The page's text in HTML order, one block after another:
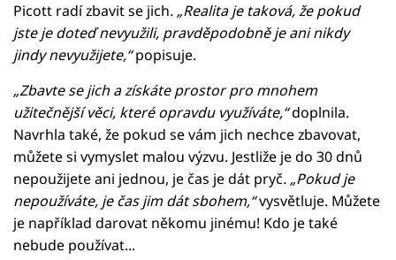
Picott radí zbavit se jich. „Realita je taková, že pokud
jste je doteď nevyužili, pravděpodobně je ani nikdy
jindy nevyužijete,“popisuje.
„Zbavte se jich a získáte prostor pro mnohem
užitečnější věci, které opravdu využíváte,“doplnila.
Navrhla také, že pokud se vám jich nechce zbavovat,
můžete si vymyslet malou výzvu. Jestliže je do 30 dnů
nepoužijete ani jednou, je čas je dát pryč. „Pokud je
nepoužíváte, je čas jim dát sbohem,“vysvětluje. Můžete
je například darovat někomu jinému! Kdo je také
nebude používat...